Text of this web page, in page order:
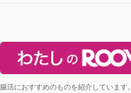
腸活におすすめのものを紹介しています。